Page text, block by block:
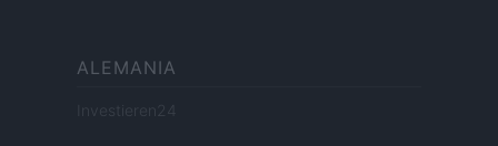
ALEMANIA
Investieren24